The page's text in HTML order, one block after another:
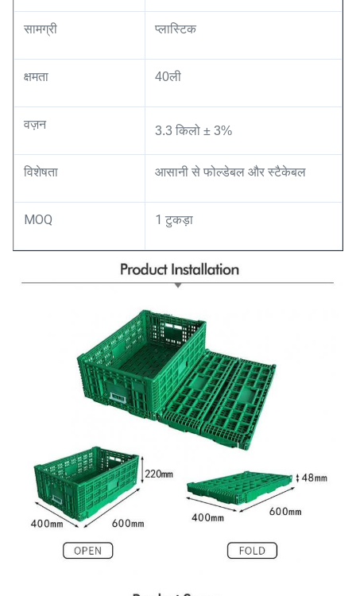
सामग्री प्लास्टिक
क्षमता 40ली
वज़न 3.3 किलो ± 3%
विशेषता आसानी से फोल्डेबल और स्टैकेबल
MOQ 1 टुकड़ा